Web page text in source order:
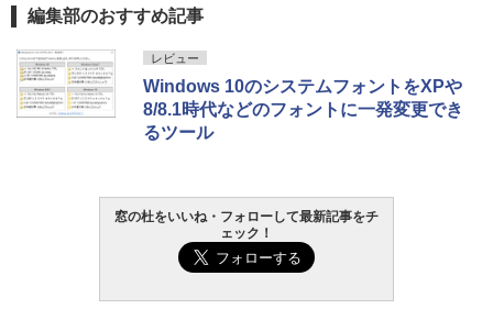
編集部のおすすめ記事
レビュー
Windows 10のシステムフォントをXPや
8/8.1時代などのフォントに一発変更でき
るツール
窓の杜をいいね・フォローして最新記事をチ
ェック！